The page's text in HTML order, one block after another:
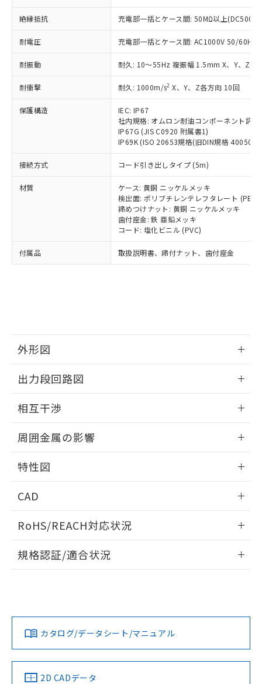
絶縁抵抗 充電部一括とケース間: 50MΩ以上(DC500V
耐電圧 充電部一括とケース間: AC1000V 50/60Hz
耐振動 耐久: 10～55Hz 複振幅 1.5mm X、Y、Z各
耐衝撃 耐久: 1000m/s2 X、Y、Z各方向 10回
保護構造
IEC: IP67
社内規格: オムロン耐油コンポーネント評
IP67G (JIS C0920 附属書1)
IP69K (ISO 20653規格(旧DIN規格 40050
接続方式 コード引き出しタイプ (5m)
材質
ケース: 黄銅 ニッケルメッキ
検出面: ポリブチレンテレフタレート (PBT)
締めつけナット: 黄銅 ニッケルメッキ
歯付座金: 鉄 亜鉛メッキ
コード: 塩化ビニル (PVC)
付属品 取扱説明書、締付ナット、歯付座金
外形図
外形図
出力段回路図
出力段回路図
タイムチャート
相互干渉
相互干渉
A: 50mm以上、B: 35mm以上
周囲金属の影響
周囲金属の影響
特性図
検出物体の大きさと材質による影響
CAD
ドすることができます。
ログイン/会員登録
ダウンロードデータをご利用いただく前に、以下を必ずお読
みください。
ソフトウェアの使用条件
RoHS/REACH対応状況
EU RoHS 注意事項・凡例
対応済み
中国 RoHS 注意事項・凡例
規格認証/適合状況
LR型式承認
（イギリス
船舶規格）
DNV型式承認
（ノルウェー
BV型式承認
（フランス
KR型式
（韓国
カタログ/データシート/マニュアル
2D CADデータ
在庫状況および標準価格照会結果は、
タに基づき作成されるものであり、閲
覧された時点での実際の在庫および標
準価格とは異なる場合があることをご
了承ください。
正式な納期状況および標準価格はお客
様のお取引先、またはお客様担当のオ
ムロン制御機器販売店・当社販売員に
ご相談ください。
オムロン制御機器販売店や当社販売拠
販売ネットワーク
」をご確認
在庫状況および標準価格結果を当社の
事前の承諾なく第三者に漏洩または開
示しないようお願いします。
マイパーツ機能（部品リスト作成サー
ビス）をご利用いただくには、I-Web
メンバーズにご登録されている必要が
お客様が当ウェブサイト上で当社にご
※当社の共同利用者とは、"個人情報
指します。
むを得ず変更することがあります。
*EU RoHS指令（10物質）：
鉛(Pb) 1000ppm以下、 水銀(Hg) 1000ppm以下、 カド
類(PBB) 1000ppm以下、ポリ臭化ジフェニルエーテル類
(PBDE) 1000ppm以下、フタル酸ビス(2-エチルヘキシ
ル) (DEHP)(別名：DOP) 1000ppm以下、フタル酸ブチ
ルベンジル（BBP） 1000ppm以下、フタル酸ジブチル
(DIBP) 1000ppm以下
但し、RoHS指令で産業用監視および制御機器に対する
フタル酸エステル類の４物質については閾値を超える意
図的な使用がないことを確認しています。
部品在庫の切り替え状況などにより、予定
月が前後することがあります。
※3 非含有証明書ダウンロード
51物質の非含有証明書（当社基準）
※本証明書は発行日時点で非含有を証明す
るもので、過去に遡って非含有を証明する
ものではありません。
また、RoHS指令のフタル酸エステル類４
物質の対応では、対応完了までの期間は出
荷製品に未対応品が混在することから備考
既に当社にて対応品への在庫切替を完了
していることから、特段のことがない限
り、2022年1月12日より割愛しておりま
「－」：未確認です。当社販売部門へお問
い合わせください。
*中国RoHS10物質の基準値 (GB/T26572)：
Pb(鉛) :1000ppm、 Hg(水銀) : 1000ppm、 Cd(カドミウ
Cr(Ⅵ)(六価クロム) : 1000ppm、 PBBs(ポリ臭化ビフェ
ニル類) : 1000ppm、 PBDEs(ポリ臭化ジフェニルエーテ
ル) : 1000ppm、
DEHP(フタル酸ビス(2-エチルヘキシル)) : 1000ppm
※2 環境保護使用期限
「ｅ」：有害物質（10物質）のすべてが基
準値以下であることを示します。
「10」：通常の使用状況下において有害物
質が外部に漏えいし、環境に深刻な影響を
及ぼさない年数を意味します。
「－」：未確認です。当社販売部門へお問
い合わせください。
為替および外国貿易法に定める商品
（以下｢規制貨物等」という）を輸出
または国外への提供する場合は、日本
国政府の輸出許可(または役務取引許
可)を取得するなどの必要な手続きを
当社は規制貨物を破棄する場合は、完
全に破砕するなど、違法に輸出されな
いよう必要な手段を講じます。
当社は貴社製品を、核兵器、ミサイ
ル、化学兵器、生物兵器またはその他
武器並びにこれらの製造装置等に一切
当社は、貴社製品を第三者に販売する
場合は、上記1、2および3の内容を当
該第三者に通知します。また当社は、
販売先および販売に係わる関係者が違
法に輸出するおそれがある場合は、取
り引きをいたしません。
一定数以上の在庫あり
一定数には満たないが在庫あり
在庫なし(最新の在庫状況につ
いては、お客様のお取引先、ま
たはお客様担当のオムロン制御
機器販売店・当社販売員にご確
認ください)
受注生産機種、また在庫状況の
情報を公開していない機種